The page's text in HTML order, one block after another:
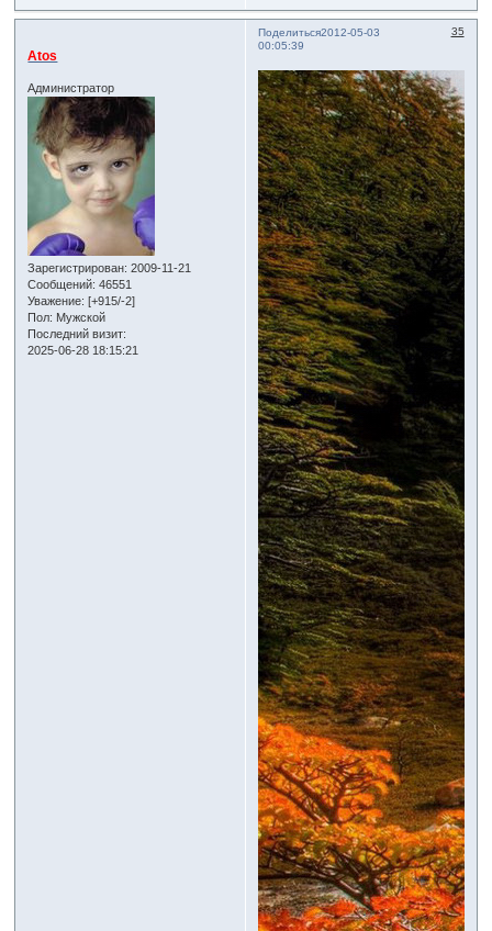
Поделиться 35
2012-05-03
00:05:39
Atos
Администратор
Зарегистрирован: 2009-11-21
Сообщений: 46551
Уважение: [+915/-2]
Пол: Мужской
Последний визит:
2025-06-28 18:15:21